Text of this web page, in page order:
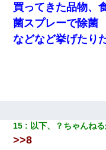
買ってきた品物、
菌スプレーで除菌
などなど挙げたり
15 以下、？ちゃんね
>>8